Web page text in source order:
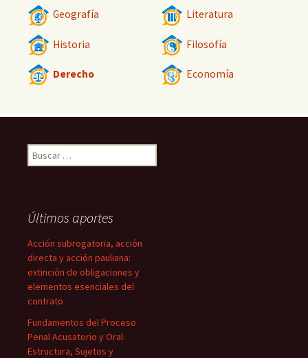
Geografía Literatura
Historia Filosofía
Derecho Economía
Buscar:
Últimos aportes
Acción subrogatoria, acción
directa y acción pauliana:
extinción de obligaciones y
elementos esenciales del
contrato
Fundamentos del Proceso
Penal Acusatorio y Oral:
Estructura, Sujetos y